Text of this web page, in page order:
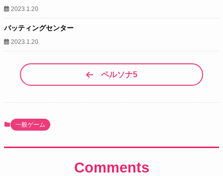
2023.1.20
バッティングセンター
2023.1.20
ペルソナ5
一般ゲーム
Comments